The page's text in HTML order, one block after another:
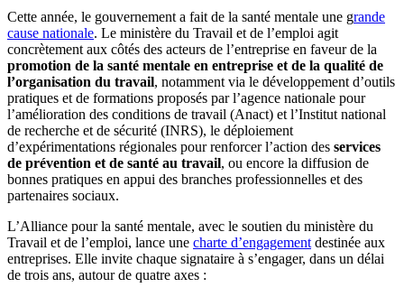
Cette année, le gouvernement a fait de la santé mentale une grande
cause nationale. Le ministère du Travail et de l’emploi agit
concrètement aux côtés des acteurs de l’entreprise en faveur de la
promotion de la santé mentale en entreprise et de la qualité de
l’organisation du travail, notamment via le développement d’outils
pratiques et de formations proposés par l’agence nationale pour
l’amélioration des conditions de travail (Anact) et l’Institut national
de recherche et de sécurité (INRS), le déploiement
d’expérimentations régionales pour renforcer l’action des services
de prévention et de santé au travail, ou encore la diffusion de
bonnes pratiques en appui des branches professionnelles et des
partenaires sociaux.
L’Alliance pour la santé mentale, avec le soutien du ministère du
Travail et de l’emploi, lance une charte d’engagement destinée aux
entreprises. Elle invite chaque signataire à s’engager, dans un délai
de trois ans, autour de quatre axes :